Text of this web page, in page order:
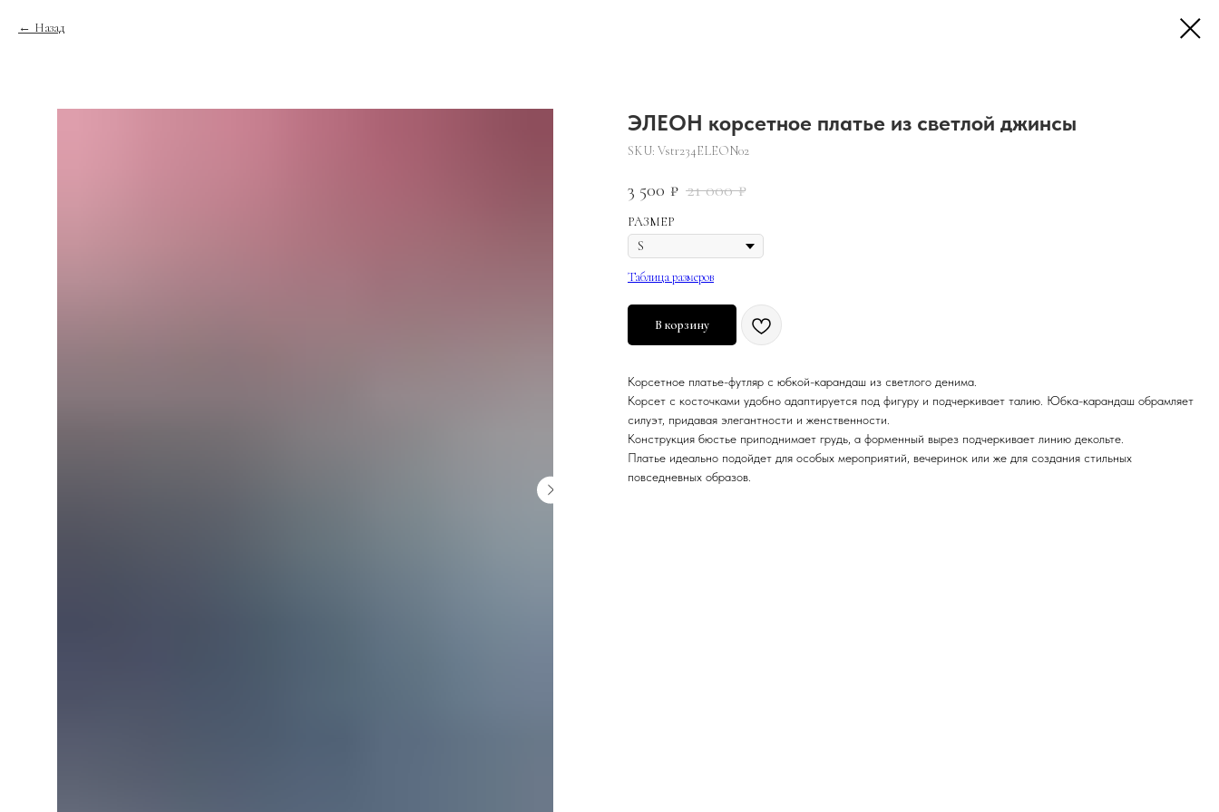
Назад
ЭЛЕОН корсетное платье из светлой джинсы
SKU: Vstr234ELEON02
3 500 ₽ 21 000 ₽
РАЗМЕР
Таблица размеров
В корзину
Корсетное платье-футляр с юбкой-карандаш из светлого денима.
Корсет с косточками удобно адаптируется под фигуру и подчеркивает талию. Юбка-карандаш обрамляет
силуэт, придавая элегантности и женственности.
Конструкция бюстье приподнимает грудь, а форменный вырез подчеркивает линию декольте.
Платье идеально подойдет для особых мероприятий, вечеринок или же для создания стильных
повседневных образов.